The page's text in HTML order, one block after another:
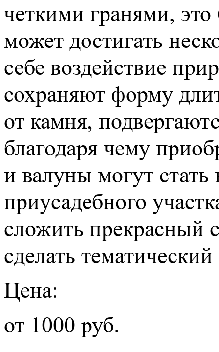
четкими гранями,
может достигать
себе воздействие
сохраняют форму
от камня,
благодаря чему
и валуны могут
приусадебного
сложить прекрасный
сделать
Цена:
от 1000 руб.